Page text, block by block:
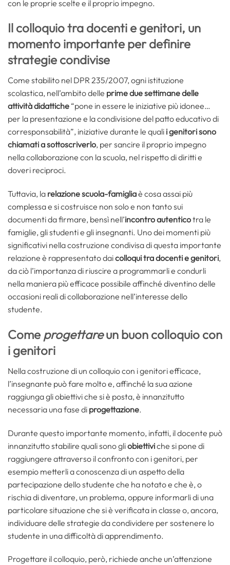
con le proprie scelte e il proprio impegno.
Il colloquio tra docenti e genitori, un
momento importante per definire
strategie condivise
Come stabilito nel DPR 235/2007, ogni istituzione
scolastica, nell’ambito delle prime due settimane delle
attività didattiche “pone in essere le iniziative più idonee…
per la presentazione e la condivisione del patto educativo di
corresponsabilità”, iniziative durante le quali i genitori sono
chiamati a sottoscriverlo, per sancire il proprio impegno
nella collaborazione con la scuola, nel rispetto di diritti e
doveri reciproci.
Tuttavia, la relazione scuola-famigliaè cosa assai più
complessa e si costruisce non solo e non tanto sui
documenti da firmare, bensì nell’incontro autenticotra le
famiglie, gli studenti e gli insegnanti. Uno dei momenti più
significativi nella costruzione condivisa di questa importante
relazione è rappresentato daicolloqui tra docenti e genitori,
da ciò l’importanza di riuscire a programmarli e condurli
nella maniera più efficace possibile affinché diventino delle
occasioni reali di collaborazione nell’interesse dello
studente.
Come progettareun buon colloquio con
i genitori
Nella costruzione di un colloquio con i genitori efficace,
l’insegnante può fare molto e, affinché la sua azione
raggiunga gli obiettivi che si è posta, è innanzitutto
necessaria una fase di progettazione.
Durante questo importante momento, infatti, il docente può
innanzitutto stabilire quali sono gliobiettiviche si pone di
raggiungere attraverso il confronto con i genitori, per
esempio metterli a conoscenza di un aspetto della
partecipazione dello studente che ha notato e che è, o
rischia di diventare, un problema, oppure informarli di una
particolare situazione che si è verificata in classe o, ancora,
individuare delle strategie da condividere per sostenere lo
studente in una difficoltà di apprendimento.
Progettare il colloquio, però, richiede anche un’attenzione